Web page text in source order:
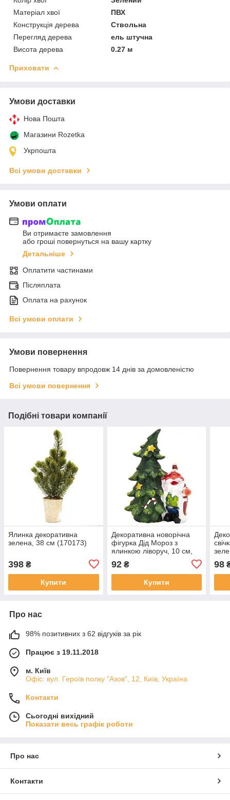
Матеріал хвої
ПВХ
Конструкція дерева
Ствольна
Перегляд дерева
ель штучна
Висота дерева
0.27 м
Приховати
Умови доставки
Нова Пошта
Магазини Rozetka
Укрпошта
Всі умови доставки
Умови оплати
Ви отримаєте замовлення
або гроші повернуться на вашу картку
Детальніше
Оплатити частинами
Післяплата
Оплата на рахунок
Всі умови оплати
Умови повернення
Повернення товару впродовж 14 днів за домовленістю
Всі умови повернення
Подібні товари компанії
Ялинка декоративна
зелена, 38 см (170173)
398 ₴
Купити
Декоративна новорічна
фігурка Дід Мороз з
ялинкою ліворуч, 10 см,
зелений з білим, кераміка
(440528-1)
92₴
Купити
98
Про нас
98% позитивних з 62 відгуків за рік
Працює з 19.11.2018
м. Київ
Офіс: вул. Героїв полку "Азов", 12, Київ, Україна
Контакти
Сьогодні вихідний
Показати весь графік роботи
Про нас
Контакти